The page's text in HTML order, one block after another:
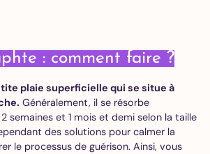
: comment faire ?
plaie superficielle qui se situe à
Généralement, il se résorbe
semaines et 1 mois et demi selon la taille
des solutions pour calmer la
le processus de guérison. Ainsi, vous